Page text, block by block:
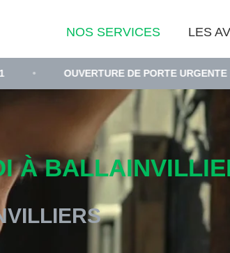
NOS SERVICES LES
DE PORTE URGENTE
À